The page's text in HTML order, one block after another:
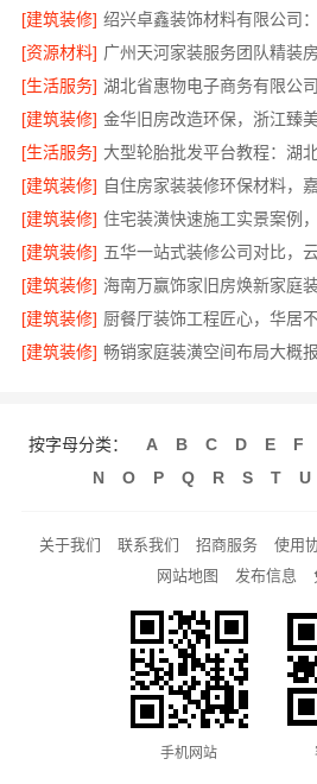
[建筑装修] 绍兴卓鑫装饰材料有限公司
[资源材料] 广州天河家装服务团队精装
[生活服务] 湖北省惠物电子商务有限公
[建筑装修]
[生活服务]
[建筑装修]
[建筑装修] 住宅装潢快速施工实景案例
[建筑装修]
[建筑装修] 海南万赢饰家旧房焕新家庭
[建筑装修] 厨餐厅装饰工程匠心，华居
[建筑装修]
按字母分类： A B C D E F
N
O P Q R S T U
关于我们 联系我们 招商服务 使用
网站地图
发布信息
手机网站